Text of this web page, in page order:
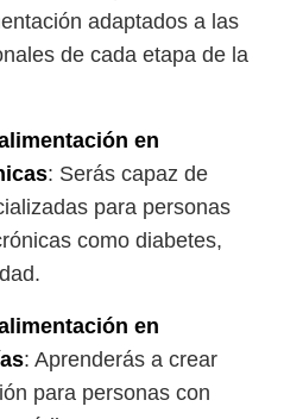
adaptados a las
de cada etapa de la
en
: Serás capaz de
para personas
como diabetes,
en
: Aprenderás a crear
para personas con